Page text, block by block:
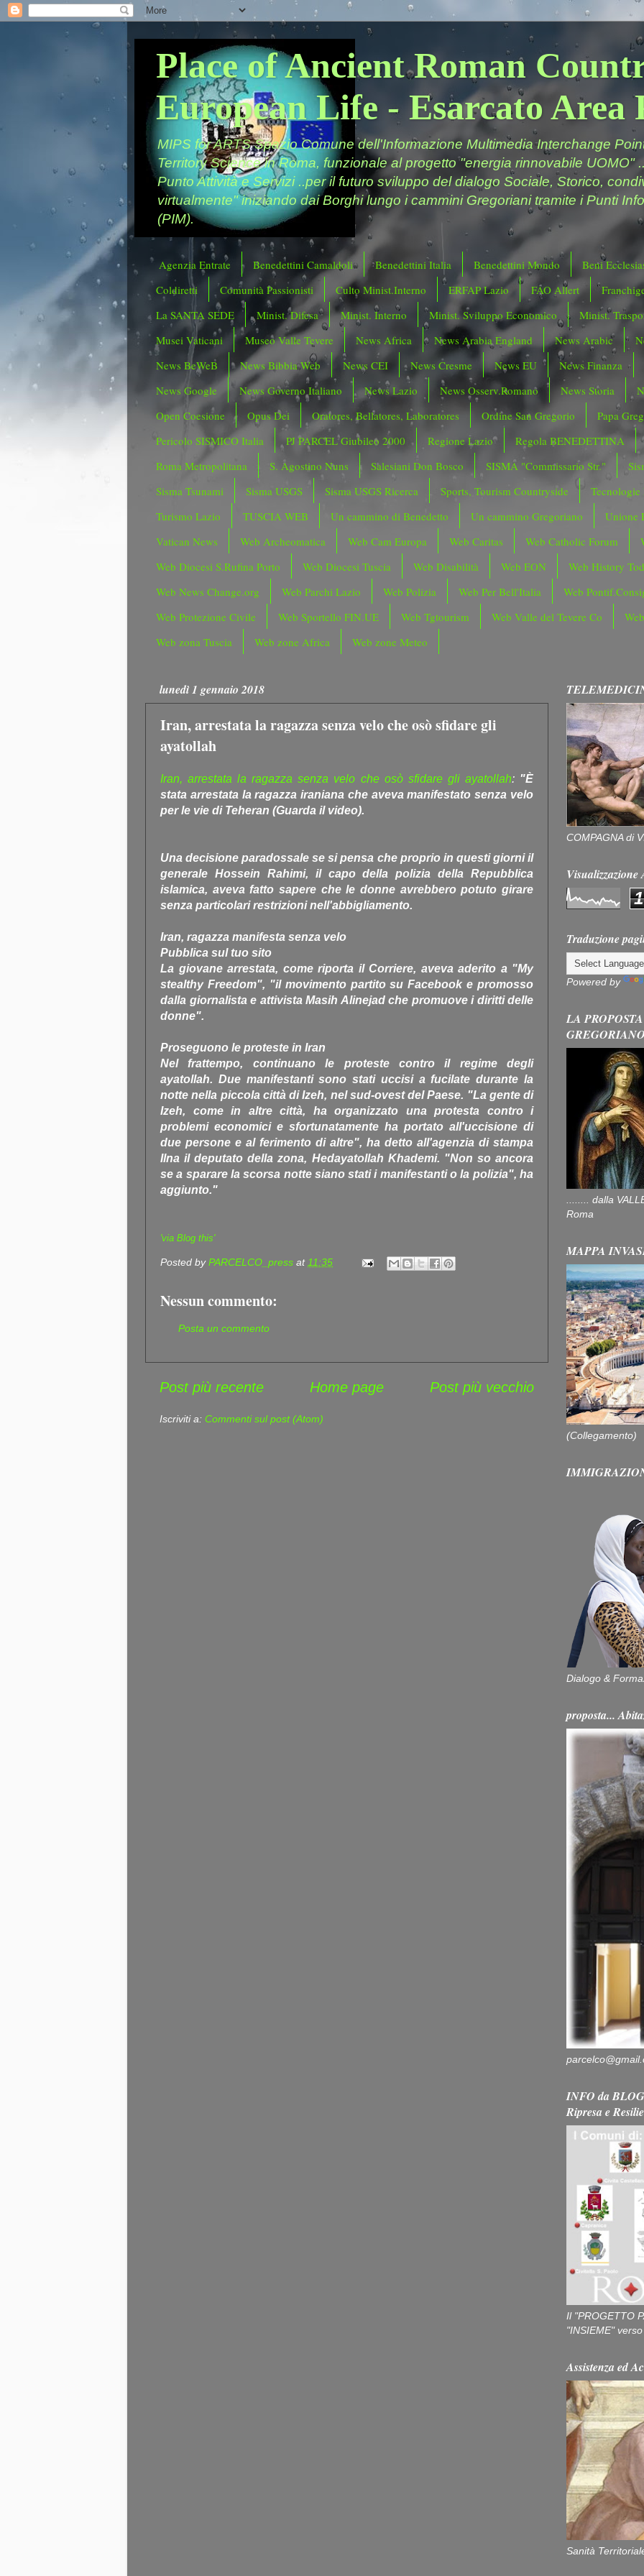
Place of Ancient Roman
European Life - Esarcato Area
MIPS for ARTS Spazio Comune dell'Informazione Multimedia Interchange
Territory Science in Roma, funzionale al progetto "energia rinnovabile UOMO"
Punto Attività e Servizi ..per il futuro sviluppo del dialogo Sociale, Storico,
virtualmente" iniziando dai Borghi lungo i cammini Gregoriani tramite i Punti
(PIM).
Agenzia Entrate Benedettini Camaldoli Benedettini Italia Benedettini Mondo
Beni
Coldiretti
Comunità Passionisti Culto Minist.Interno ERFAP Lazio FAO Allert
La SANTA SEDE
Minist. Difesa Minist. Interno Minist. Sviluppo Economico
Minist.
Musei Vaticani
Museo Valle Tevere News Africa News Arabia England News Arabic
News BeWeB
News Bibbia Web News CEI News Cresme News EU
News Finanza
News Google
News Governo Italiano News Lazio News Osserv.Romano News Storia
Open Coesione
Opus Dei Oratores, Bellatores, Laboratores Ordine San Gregorio
Papa
Pericolo SISMICO Italia
PJ PARCEL Giubileo 2000 Regione Lazio
Regola BENEDETTINA
Roma Metropolitana
S. Agostino Nuns Salesiani Don Bosco SISMA "Commissario Str."
Sisma Tsunami
Sisma USGS Sisma USGS Ricerca Sports, Tourism Countryside
Tecnologie
Turismo Lazio
TUSCIA WEB Un cammino di Benedetto Un cammino Gregoriano
Unione
Vatican News
Web Archeomatica Web Cam Europa Web Caritas Web Catholic Forum
Web Diocesi S.Rufina Porto
Web Diocesi Tuscia Web Disabilità Web EON
Web History
Web News Change.org
Web Parchi Lazio Web Polizia Web Per Bell'Italia
Web
Web Protezione Civile
Web Sportello FIN.UE Web Tgtourism Web Valle del Tevere Co
Web zona Tuscia
Web zone Africa Web zone Meteo
lunedì 1 gennaio 2018
Iran, arrestata la ragazza senza velo che osò sfidare gli
ayatollah
Iran, arrestata la ragazza senza velo che osò sfidare gli ayatollah: "È
stata arrestata la ragazza iraniana che aveva manifestato senza velo
per le vie di Teheran (Guarda il video).
Una decisione paradossale se si pensa che proprio in questi giorni il
generale Hossein Rahimi, il capo della polizia della Repubblica
islamica, aveva fatto sapere che le donne avrebbero potuto girare
senza particolari restrizioni nell'abbigliamento.
Iran, ragazza manifesta senza velo
Pubblica sul tuo sito
La giovane arrestata, come riporta il Corriere, aveva aderito a "My
stealthy Freedom", "il movimento partito su Facebook e promosso
dalla giornalista e attivista Masih Alinejad che promuove i diritti delle
donne".
Proseguono le proteste in Iran
Nel frattempo, continuano le proteste contro il regime degli
ayatollah. Due manifestanti sono stati uccisi a fucilate durante la
notte nella piccola città di Izeh, nel sud-ovest del Paese. "La gente di
Izeh, come in altre città, ha organizzato una protesta contro i
problemi economici e sfortunatamente ha portato all'uccisione di
due persone e al ferimento di altre", ha detto all'agenzia di stampa
Ilna il deputato della zona, Hedayatollah Khademi. "Non so ancora
se a sparare la scorsa notte siano stati i manifestanti o la polizia", ha
aggiunto."
'via Blog this'
Posted byPARCELCO_press at11:35
Nessun commento:
Posta un commento
Post più recente Post più vecchio
Home page
Iscriviti a: Commenti sul post (Atom)
COMPAGNA di
1
Traduzione
Powered by
LA
........ dalla
Roma
MAPPA
(Collegamento)
Dialogo &
proposta...
INFO da
Ripresa e
Il "PROGETTO
"INSIEME"
Assistenza ed
Sanità